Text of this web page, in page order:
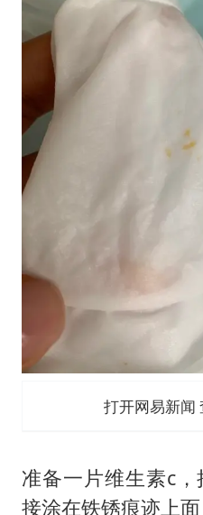
打开网易新闻
准备一片维生素c
接涂在铁锈痕迹上面